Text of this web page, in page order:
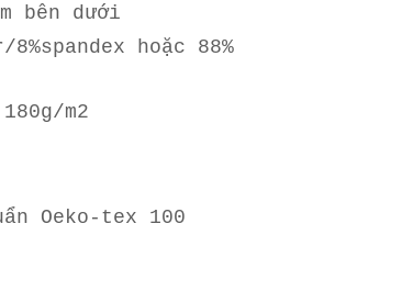
bên dưới
hoặc 88%
m2
Oeko-tex 100